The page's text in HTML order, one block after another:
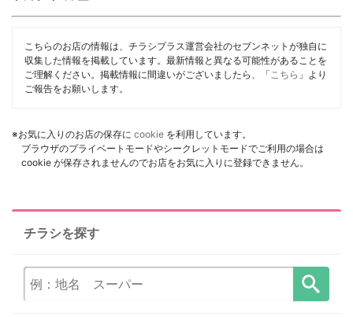
こちらのお店の情報は、チラシプラス運営会社のセブンネットが独自に
収集した情報を掲載しています。最新情報と異なる可能性があることを
ご理解ください。掲載情報に間違いがございましたら、「 こちら 」より
ご報告をお願いします。
※お気に入りのお店の保存に cookie を利用しています。
ブラウザのプライベートモードやシークレットモードでご利用の場合は
cookie が保存されませんのでお店をお気に入りに登録できません。
チラシを探す